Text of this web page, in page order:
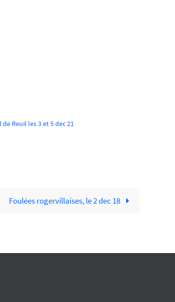
de Reuil les 3 et 5 dec 21
Foulées rogervillaises, le 2 dec 18